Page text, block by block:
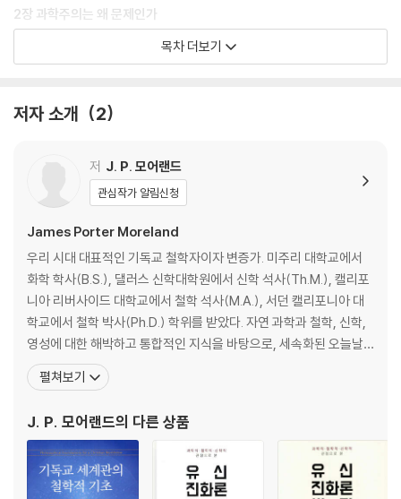
2장 과학주의는 왜 문제인가
1. 과학주의는 기독교의 주장을 타당성의 구조 밖으로 몰아냈다 / 2. 과학
훼손하고 기독교적 양육을 비효과적으로 만들었다
3장 과학주의는 대학을 어떻게 변화시켰는가
상황이 어떻게 변했는가
4장 과학주의는 자기 부정적이다
자기 부정적 진술이란 / 강한 과학주의가 자기 부정적인 이유 / 과학주의
는 철학이지 과학이 아니다 / 과학주의를 믿고 기독교를 조롱하는 사람과
나눈 대화
5장 과학주의는 과학의 적이다
과학의 결론은 그 전제만큼만 강할 수 있다 / 과학 자체가 정당화할 수 없
는 과학의 전제들 / 결론
6장 약한 과학주의가 강한 과학주의와 다를 바 없는 이유
목차 더보기
저자 소개 2
저 J. P. 모어랜드
관심작가 알림신청
James Porter Moreland
우리 시대 대표적인 기독교 철학자이자 변증가. 미주리 대학교에서
화학 학사(B.S.), 댈러스 신학대학원에서 신학 석사(Th.M.), 캘리포
니아 리버사이드 대학교에서 철학 석사(M.A.), 서던 캘리포니아 대
학교에서 철학 박사(Ph.D.) 학위를 받았다. 자연 과학과 철학, 신학,
영성에 대한 해박하고 통합적인 지식을 바탕으로, 세속화된 오늘날
의 지성 세계에 기독교 진리를 변증하고 수호하는 일에 힘썼다. 기독
교 진리에 대한 논쟁에 답변하도록 돕는 이디오스 크리스천 센터의
로 섬기면서 여러 곳에 교회를 개척하기도 했다
펼쳐보기
J. P. 모어랜드의 다른 상품